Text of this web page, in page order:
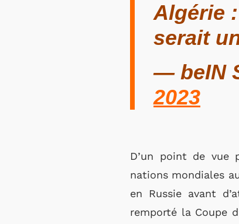
Algérie
serait
— beIN
2023
D’un point de vue
nations mondiales
en Russie avant
remporté la Coupe